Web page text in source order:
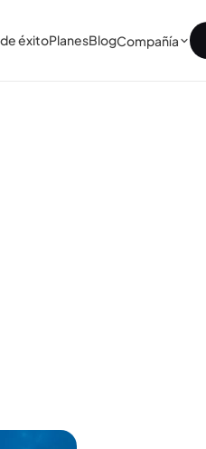
éxitoPlanesBlogCompañía